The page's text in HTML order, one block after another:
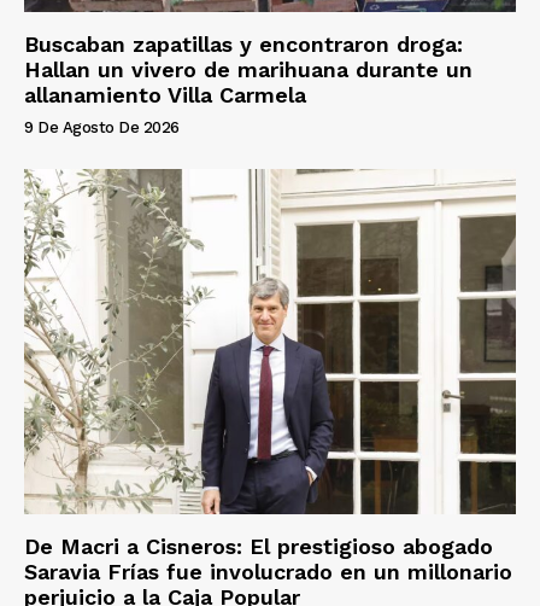
Buscaban zapatillas y encontraron droga:
Hallan un vivero de marihuana durante un
allanamiento Villa Carmela
9 De Agosto De 2026
De Macri a Cisneros: El prestigioso abogado
Saravia Frías fue involucrado en un millonario
perjuicio a la Caja Popular